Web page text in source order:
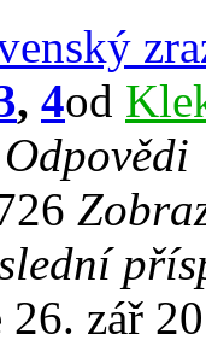
, 4od
Odpovědi
26. zář